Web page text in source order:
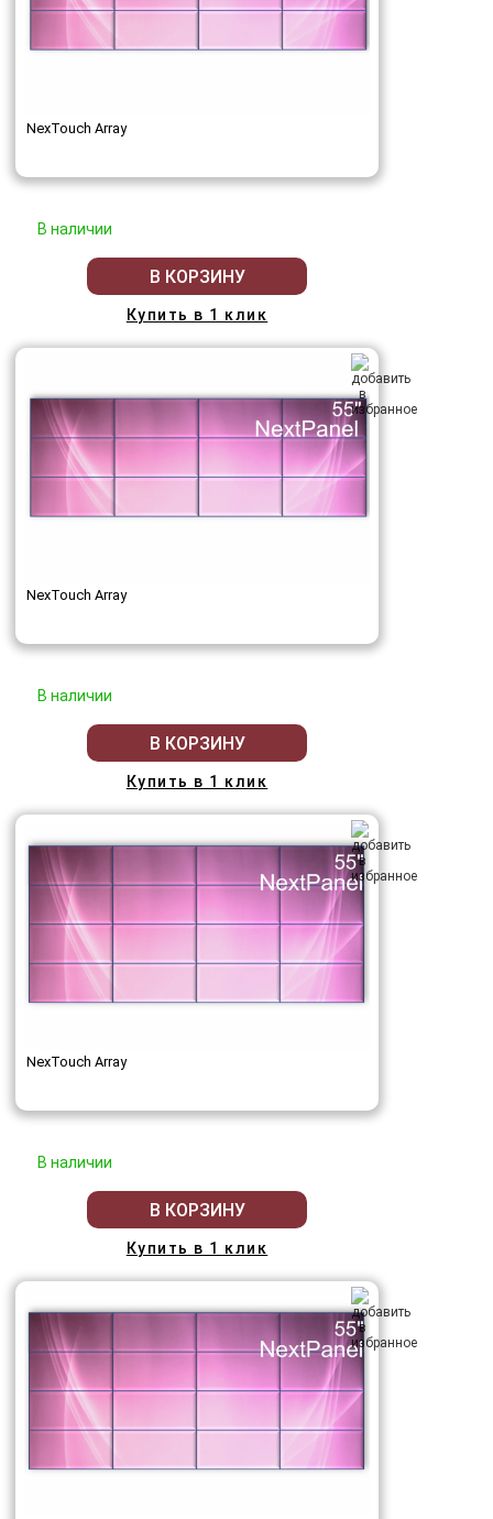
NexTouch Array
В наличии
В КОРЗИНУ
Купить в 1 клик
NexTouch Array
В наличии
В КОРЗИНУ
Купить в 1 клик
NexTouch Array
В наличии
В КОРЗИНУ
Купить в 1 клик